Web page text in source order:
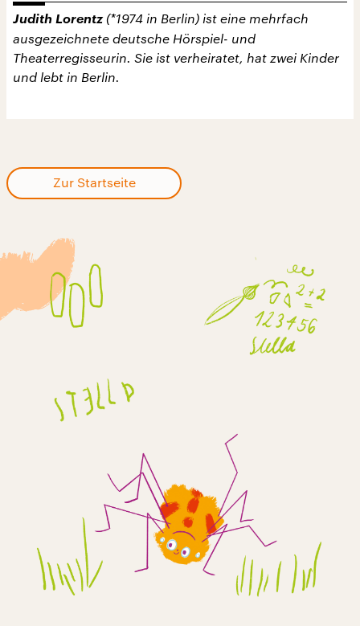
Judith Lorentz(*1974 in Berlin) ist eine mehrfach
ausgezeichnete deutsche Hörspiel- und
Theaterregisseurin. Sie ist verheiratet, hat zwei Kinder
und lebt in Berlin.
Zur Startseite